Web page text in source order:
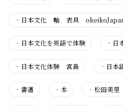
・ 日本文化 軸 表具
・ 日本文化を英語で体験 ・ 日
・ 日本文化体験 宮島 ・ 日本
・ 書道 ・本 ・ 松田美里